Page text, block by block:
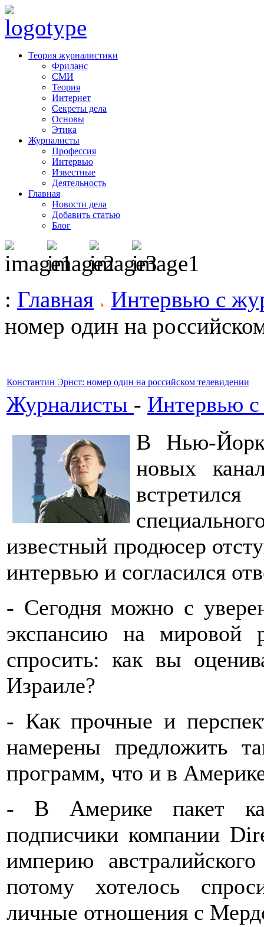
Теория журналистики
Фриланс
СМИ
Теория
Интернет
Секреты дела
Основы
Этика
Журналисты
Профессия
Интервью
Известные
Деятельность
Главная
Новости дела
Добавить статью
Блог
: Главная
Интервью с
номер один на
Константин Эрнст: номер один на российском телевидении
Журналисты - Интервью
В Нью-
новых
известный продюсер
интервью и согласился
- Сегодня можно с
экспансию на
спросить: как вы
Израиле?
- Как прочные и
намерены предложить
программ, что и в
- В Америке пакет
подписчики компании
империю
потому хотелось
личные отношения с